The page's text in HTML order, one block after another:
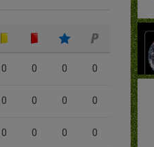
0 0 0 0
0 0 0 0
0 0 0 0